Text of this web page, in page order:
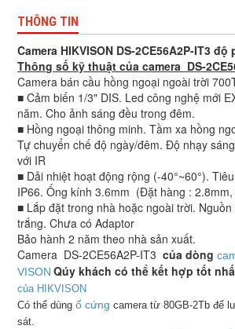
THÔNG TIN
Camera HIKVISON DS-2CE56A2P-IT3
Thông số kỹ thuật của camera DS-
Camera bán cầu hồng ngoại ngoài trời
■ Cảm biến 1/3" DIS. Led công nghệ mới
năm. Cho ảnh sáng đều trong đêm.
■ Hồng ngoại thông minh. Tầm xa hồng
Tự chuyển chế độ ngày/đêm. Độ nhạy
với IR
■ Dải nhiệt hoạt động rộng (-40°~60°).
IP66. Ống kính 3.6mm (Đặt hàng :
■ Lắp đặt trong nhà hoặc ngoài trời.
trắng. Chưa có Adaptor
Bảo hành 2 năm theo nhà sản xuất.
Camera DS-2CE56A2P-IT3 của dòng
VISON Qúy khách có thể kết hợp tốt
của HIKVISON
Có thể dùng ổ cứng camera từ 80GB-2Tb để
sát.